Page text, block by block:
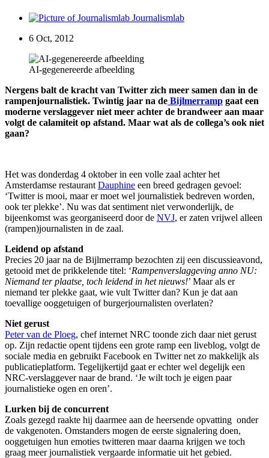
Journalismlab
6 Oct, 2012
AI-gegenereerde afbeelding
Nergens balt de kracht van Twitter zich meer samen dan in de
rampenjournalistiek. Twintig jaar na de Bijlmerramp gaat een
moderne verslaggever niet meer achter de brandweer aan maar
volgt de calamiteit op afstand. Maar wat als de collega’s ook niet
gaan?
Het was donderdag 4 oktober in een volle zaal achter het
Amsterdamse restaurant Dauphine een breed gedragen gevoel:
‘Twitter is mooi, maar er moet wel journalistiek bedreven worden,
ook ter plekke’. Nu was dat sentiment niet verwonderlijk, de
bijeenkomst was georganiseerd door de NVJ, er zaten vrijwel alleen
(rampen)journalisten in de zaal.
Leidend op afstand
Precies 20 jaar na de Bijlmerramp bezochten zij een discussieavond,
getooid met de prikkelende titel: ‘Rampenverslaggeving anno NU:
Niemand ter plaatse, toch leidend in het nieuws!’ Maar als er
niemand ter plekke gaat, wie vult Twitter dan? Kun je dat aan
toevallige ooggetuigen of burgerjournalisten overlaten?
Niet gerust
Peter van de Ploeg, chef internet NRC toonde zich daar niet gerust
op. Zijn redactie opent tijdens een grote ramp een liveblog, volgt de
sociale media en gebruikt Facebook en Twitter net zo makkelijk als
publicatieplatform. Tegelijkertijd gaat er echter wel degelijk een
NRC-verslaggever naar de brand. ‘Je wilt toch je eigen paar
journalistieke ogen en oren’.
Lurken bij de concurrent
Zoals gezegd raakte hij daarmee aan de heersende opvatting onder
de vakgenoten. Omstanders mogen de eerste signalering doen,
ooggetuigen hun emoties twitteren maar daarna krijgen we toch
graag meer journalistiek vergaarde informatie uit het gebied.